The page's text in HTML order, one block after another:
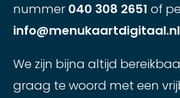
nummer 040 308 2651 of
info@menukaartdigitaal.nl
We zijn bijna altijd
graag te woord met een